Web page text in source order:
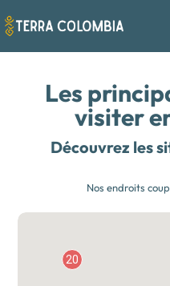
Les
visiter
Découvrez les
Nos endroits
20